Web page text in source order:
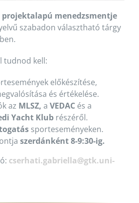
projektalapú menedzsmentje
szabadon választható tárgy
tudnod kell:
előkészítése,
és értékelése.
az MLSZ, a VEDACés a
Yacht Klubrészéről.
sporteseményeken.
szerdánként 8-9:30-ig.
cserhati.gabriella@gtk.uni-